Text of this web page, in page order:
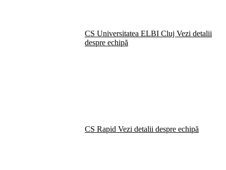
CS Universitatea ELBI Cluj Vezi detalii
despre echipă
CS Rapid Vezi detalii despre echipă